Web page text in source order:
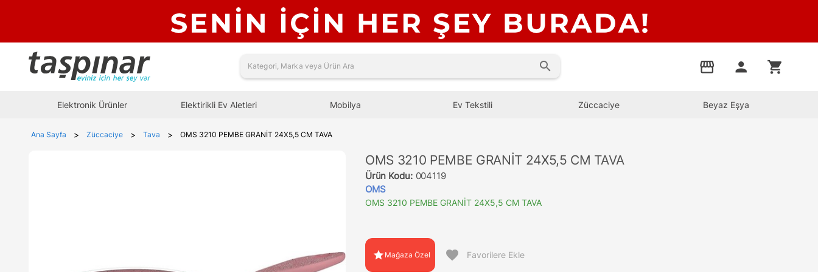
search storefront person shopping_cart
Elektronik Ürünler Elektirikli Ev Aletleri Mobilya Ev Tekstili Züccaciye Beyaz Eşya
Ana Sayfa > Züccaciye > Tava > OMS 3210 PEMBE GRANİT 24X5,5 CM TAVA
OMS 3210 PEMBE GRANİT 24X5,5 CM TAVA
Ürün Kodu: 004119
OMS
OMS 3210 PEMBE GRANİT 24X5,5 CM TAVA
star Mağaza Özel favorite Favorilere Ekle